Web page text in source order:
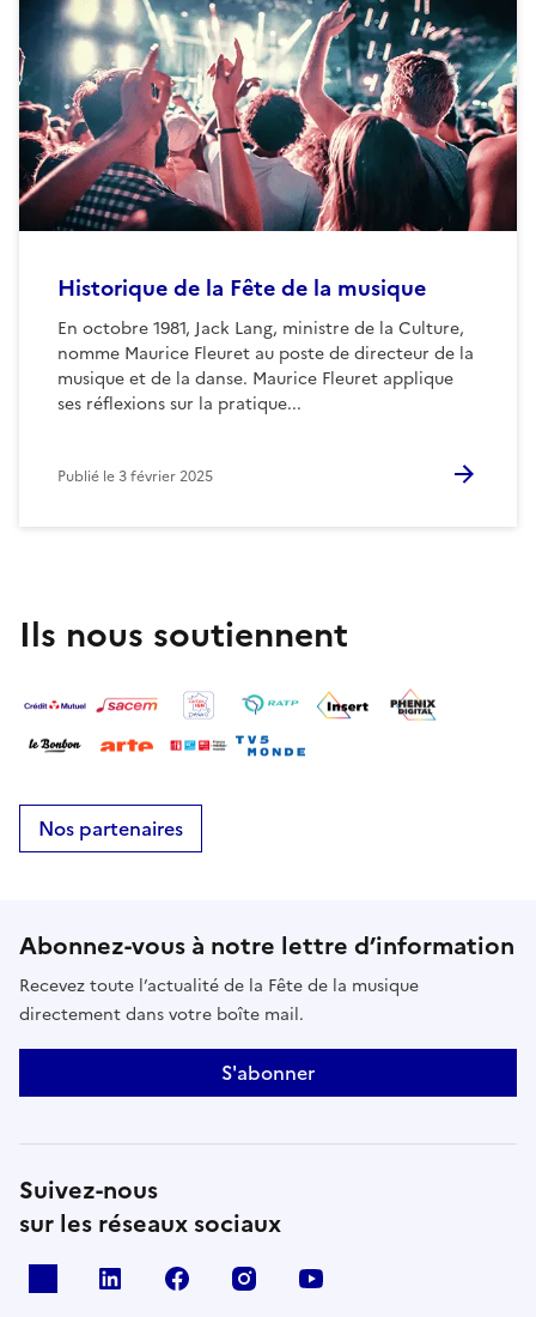
Historique de la Fête de la musique
En octobre 1981, Jack Lang, ministre de la Culture,
nomme Maurice Fleuret au poste de directeur de la
musique et de la danse. Maurice Fleuret applique
ses réflexions sur la pratique...
Publié le3 février 2025
Ils nous soutiennent
Nos partenaires
Abonnez-vous à notre lettre d’information
Recevez toute l’actualité de la Fête de la musique
directement dans votre boîte mail.
S'abonner
Suivez-nous
sur les réseaux sociaux
Linkedin Facebook Instagram